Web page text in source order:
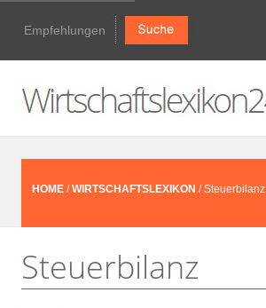
Empfehlungen
HOME /WIRTSCHAFTSLEXIKON / Steuerbilanz
Steuerbilanz